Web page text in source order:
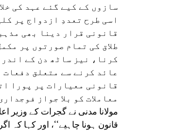
سازوں کے کیے گئے عہد کی
اسی طرح تعددِ ازدواج پر
قانونی قرار دینا بھی
طلاق کی تمام صورتوں پر
کرنا، نیز ساٹھ دن کے
عائد کرنے سے متعلق دفعات
قانونی معیارات پر پورا
معاملات کو بلا جواز
مولانا مدنی نے گجرات کے وزیر
قانون ہونا چاہیے‘‘، اور کہا